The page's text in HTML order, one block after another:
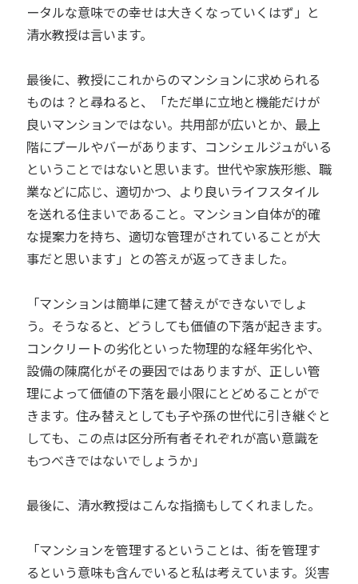
ータルな意味での幸せは大きくなっていくはず」と
清水教授は言います。
最後に、教授にこれからのマンションに求められる
ものは？と尋ねると、「ただ単に立地と機能だけが
良いマンションではない。共用部が広いとか、最上
階にプールやバーがあります、コンシェルジュがいる
ということではないと思います。世代や家族形態、職
業などに応じ、適切かつ、より良いライフスタイル
を送れる住まいであること。マンション自体が的確
な提案力を持ち、適切な管理がされていることが大
事だと思います」との答えが返ってきました。
「マンションは簡単に建て替えができないでしょ
う。そうなると、どうしても価値の下落が起きます。
コンクリートの劣化といった物理的な経年劣化や、
設備の陳腐化がその要因ではありますが、正しい管
理によって価値の下落を最小限にとどめることがで
きます。住み替えとしても子や孫の世代に引き継ぐと
しても、この点は区分所有者それぞれが高い意識を
もつべきではないでしょうか」
最後に、清水教授はこんな指摘もしてくれました。
「マンションを管理するということは、街を管理す
るという意味も含んでいると私は考えています。災害